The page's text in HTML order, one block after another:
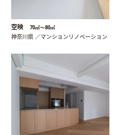
空映 70㎡〜80㎡
神奈川県 ／マンションリノベーション